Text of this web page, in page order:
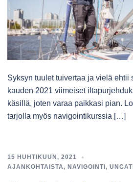
Syksyn tuulet tuivertaa ja vielä ehtii
kauden 2021 viimeiset
käsillä, joten varaa paikkasi pian.
tarjolla myös navigointikurssia […]
15 HUHTIKUUN, 2021
AJANKOHTAISTA , NAVIGOINTI,